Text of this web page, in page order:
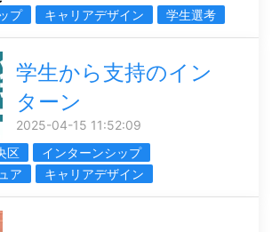
プ
キャリアデザイン 学生選考
学生から支持のイン
ターン
2025-04-15 11:52:09
区
インターンシップ
ア
キャリアデザイン